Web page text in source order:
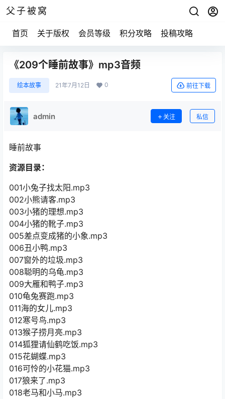
父子被窝
首页 关于版权 会员等级 积分攻略 投稿攻略
《209个睡前故事》mp3音频
绘本故事 21年7月12日 0 前往下载
admin 关注 私信
睡前故事
资源目录：
001小兔子找太阳.mp3
002小熊请客.mp3
003小猪的理想.mp3
004小猪的靴子.mp3
005差点变成猪的小象.mp3
006丑小鸭.mp3
007窗外的垃圾.mp3
008聪明的乌龟.mp3
009大雁和鸭子.mp3
010龟兔赛跑.mp3
011海的女儿.mp3
012寒号鸟.mp3
013猴子捞月亮.mp3
014狐狸请仙鹤吃饭.mp3
015花蝴蝶.mp3
016可怜的小花猫.mp3
017狼来了.mp3
018老马和小马.mp3